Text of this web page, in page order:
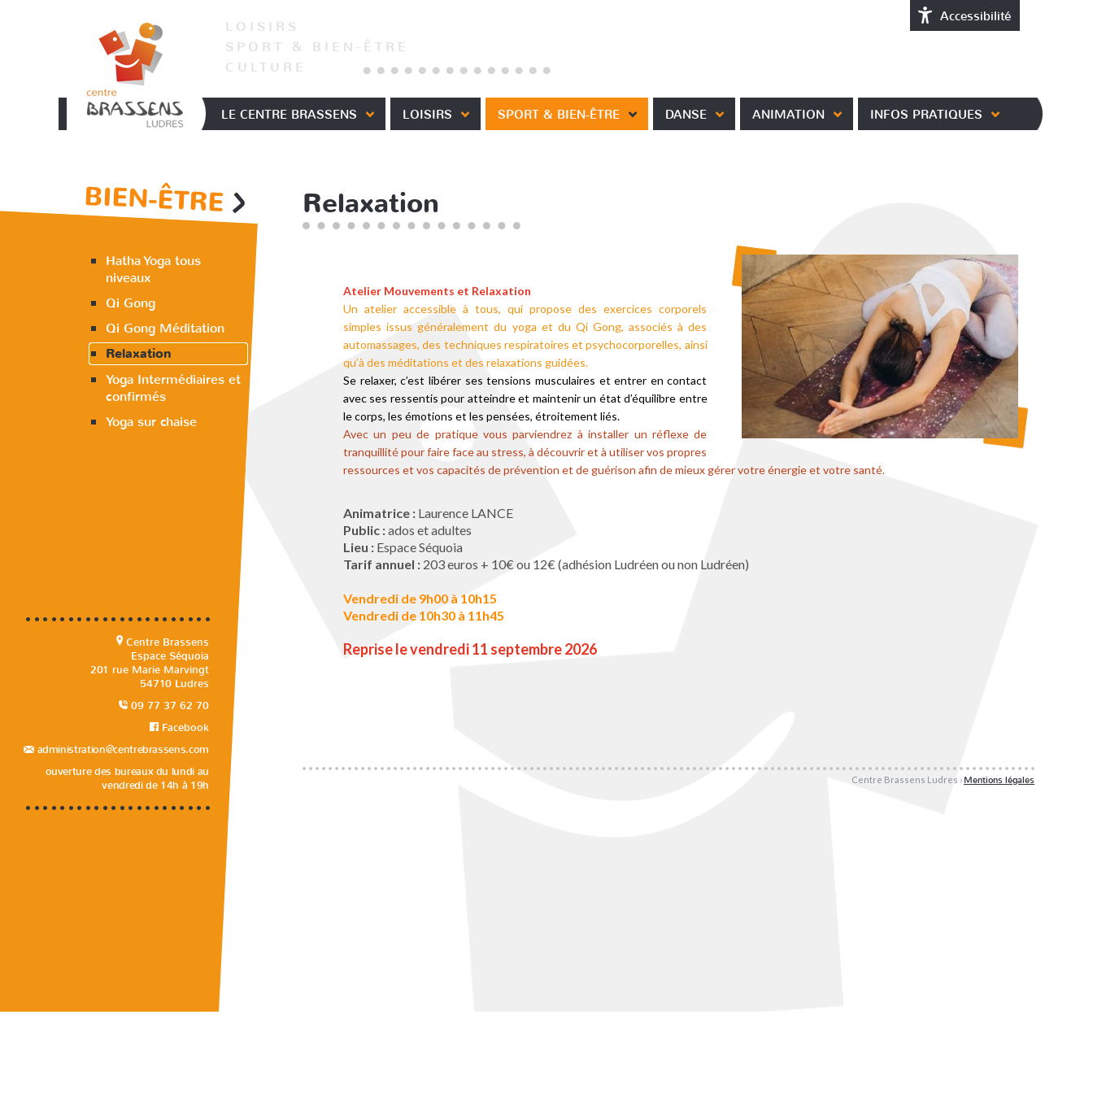
Accessibilité
LOISIRS
SPORT & BIEN-ÊTRE
CULTURE
LE CENTRE BRASSENS LOISIRS SPORT & BIEN-ÊTRE DANSE ANIMATION INFOS PRATIQUES
BIEN-ÊTRE
Hatha Yoga tous
niveaux
Qi Gong
Qi Gong Méditation
Relaxation
Yoga Intermédiaires et
confirmés
Yoga sur chaise
••••••••••••••••••••••
Centre Brassens
Espace Séquoia
201 rue Marie Marvingt
54710 Ludres
09 77 37 62 70
Facebook
administration@centrebrassens.com
ouverture des bureaux du lundi au
vendredi de 14h à 19h
••••••••••••••••••••••
Relaxation
Atelier Mouvements et Relaxation
Un atelier accessible à tous, qui propose des exercices corporels
simples issus généralement du yoga et du Qi Gong, associés à des
automassages, des techniques respiratoires et psychocorporelles, ainsi
qu’à des méditations et des relaxations guidées.
Se relaxer, c’est libérer ses tensions musculaires et entrer en contact
avec ses ressentis pour atteindre et maintenir un état d’équilibre entre
le corps, les émotions et les pensées, étroitement liés.
Avec un peu de pratique vous parviendrez à installer un réflexe de
tranquillité pour faire face au stress, à découvrir et à utiliser vos propres
ressources et vos capacités de prévention et de guérison afin de mieux gérer votre énergie et votre santé.
Animatrice : Laurence LANCE
Public :ados et adultes
Lieu : Espace Séquoia
Tarif annuel : 203 euros + 10€ ou 12€ (adhésion Ludréen ou non Ludréen)
Vendredi de 9h00 à 10h15
Vendredi de 10h30 à 11h45
Reprise le vendredi 11 septembre 2026
Centre Brassens Ludres › Mentions légales